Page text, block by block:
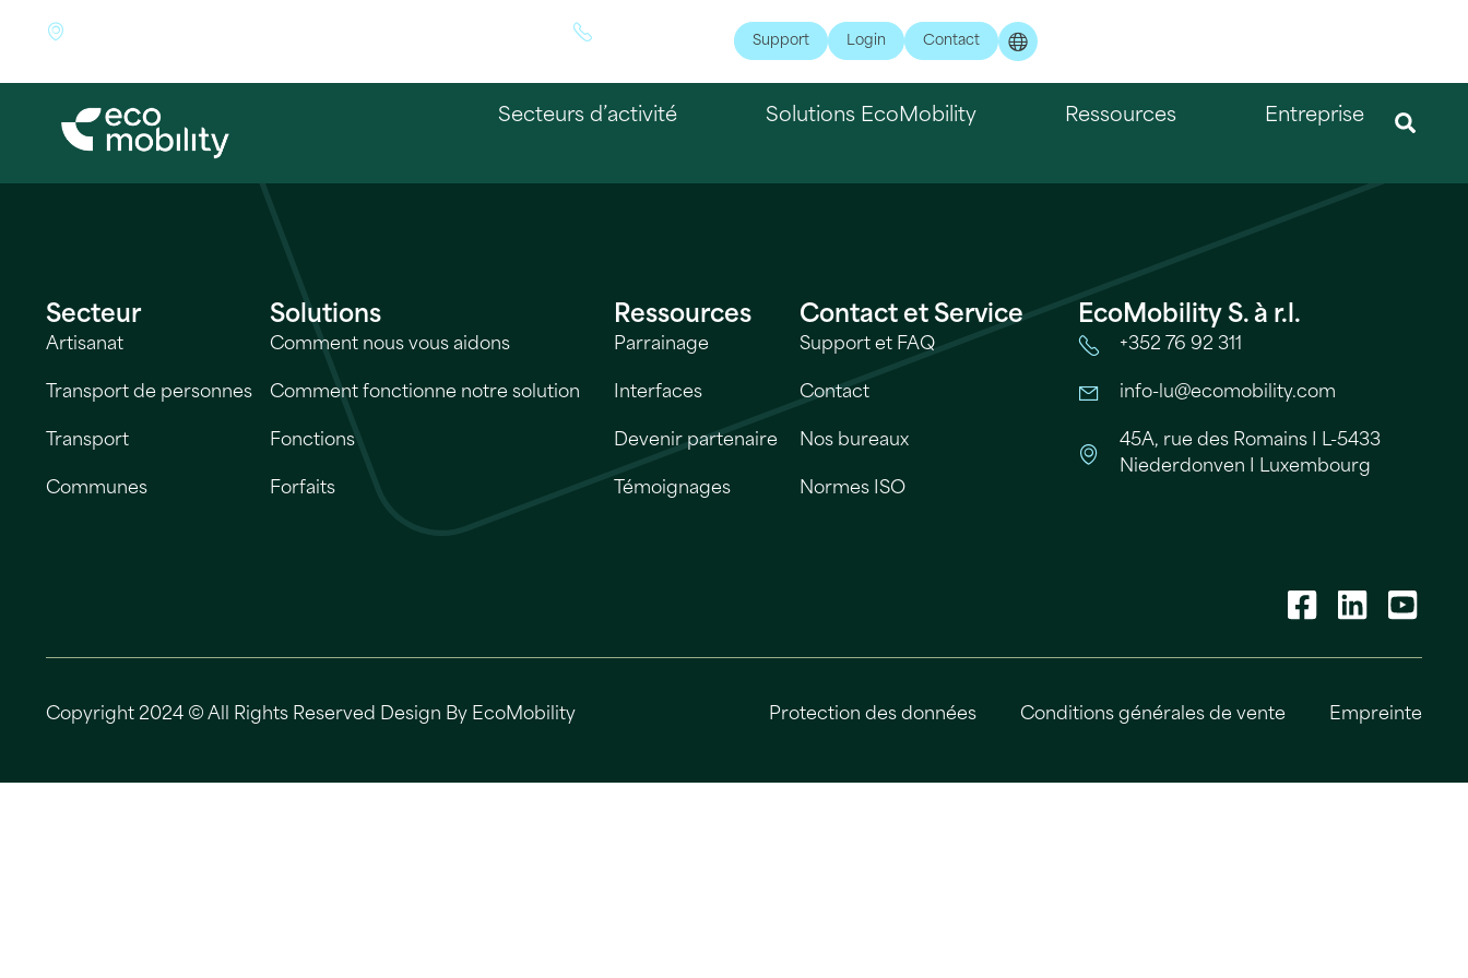
Support Login Contact
Secteurs d’activité Solutions EcoMobility Ressources Entreprise
Secteur
Artisanat
Transport de personnes
Transport
Communes
Solutions
Comment nous vous aidons
Comment fonctionne notre solution
Fonctions
Forfaits
Ressources
Parrainage
Interfaces
Devenir partenaire
Témoignages
Contact et Service
Support et FAQ
Contact
Nos bureaux
Normes ISO
EcoMobility S. à r.l.
+352 76 92 311
info-lu@ecomobility.com
45A, rue des Romains I L-5433
Niederdonven I Luxembourg
Copyright 2024 © All Rights Reserved Design By EcoMobility Protection des données Conditions générales de vente Empreinte